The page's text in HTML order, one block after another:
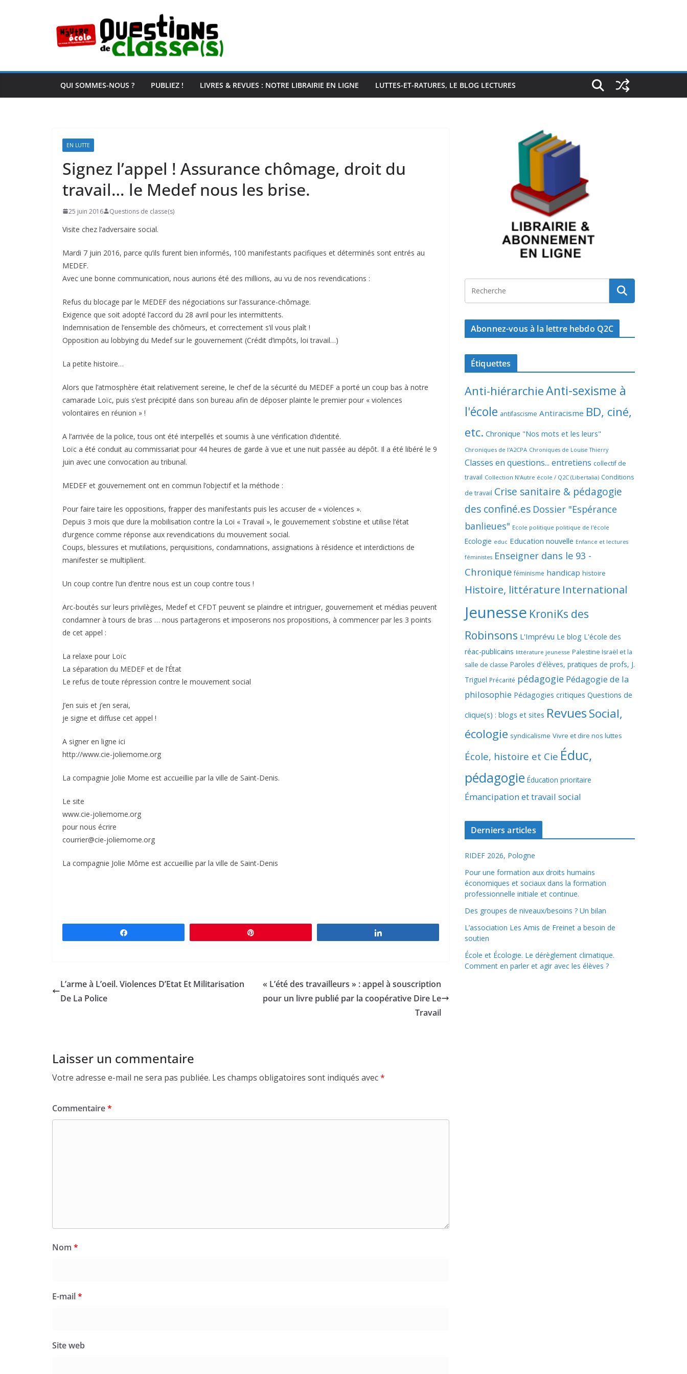
QUI SOMMES-NOUS ? PUBLIEZ ! LIVRES & REVUES : NOTRE LIBRAIRIE EN LIGNE LUTTES-ET-RATURES, LE BLOG LECTURES
EN LUTTE
Signez l’appel ! Assurance chômage, droit du
travail… le Medef nous les brise.
25 juin 2016 Questions de classe(s)
Visite chez l’adversaire social.
Mardi 7 juin 2016, parce qu’ils furent bien informés, 100 manifestants pacifiques et déterminés sont entrés au
MEDEF.
Avec une bonne communication, nous aurions été des millions, au vu de nos revendications :
Refus du blocage par le MEDEF des négociations sur l’assurance-chômage.
Exigence que soit adopté l’accord du 28 avril pour les intermittents.
Indemnisation de l’ensemble des chômeurs, et correctement s’il vous plaît !
Opposition au lobbying du Medef sur le gouvernement (Crédit d’impôts, loi travail…)
La petite histoire…
Alors que l’atmosphère était relativement sereine, le chef de la sécurité du MEDEF a porté un coup bas à notre
camarade Loïc, puis s’est précipité dans son bureau afin de déposer plainte le premier pour « violences
volontaires en réunion » !
A l’arrivée de la police, tous ont été interpellés et soumis à une vérification d’identité.
Loïc a été conduit au commissariat pour 44 heures de garde à vue et une nuit passée au dépôt. Il a été libéré le 9
juin avec une convocation au tribunal.
MEDEF et gouvernement ont en commun l’objectif et la méthode :
Pour faire taire les oppositions, frapper des manifestants puis les accuser de « violences ».
Depuis 3 mois que dure la mobilisation contre la Loi « Travail », le gouvernement s’obstine et utilise l’état
d’urgence comme réponse aux revendications du mouvement social.
Coups, blessures et mutilations, perquisitions, condamnations, assignations à résidence et interdictions de
manifester se multiplient.
Un coup contre l’un d’entre nous est un coup contre tous !
Arc-boutés sur leurs privilèges, Medef et CFDT peuvent se plaindre et intriguer, gouvernement et médias peuvent
condamner à tours de bras … nous partagerons et imposerons nos propositions, à commencer par les 3 points
de cet appel :
La relaxe pour Loïc
La séparation du MEDEF et de l’État
Le refus de toute répression contre le mouvement social
J’en suis et j’en serai,
je signe et diffuse cet appel !
A signer en ligne ici
http://www.cie-joliemome.org
La compagnie Jolie Mome est accueillie par la ville de Saint-Denis.
Le site
www.cie-joliemome.org
pour nous écrire
courrier@cie-joliemome.org
La compagnie Jolie Môme est accueillie par la ville de Saint-Denis
L’arme à L’oeil. Violences D’Etat Et Militarisation
De La Police
« L’été des travailleurs » : appel à souscription
pour un livre publié par la coopérative Dire Le
Travail
Laisser un commentaire
Votre adresse e-mail ne sera pas publiée. Les champs obligatoires sont indiqués avec*
Commentaire*
Nom *
E-mail*
Site web
Abonnez-vous à la lettre hebdo Q2C
Étiquettes
Anti-hiérarchieAnti-sexisme à
l'école antifascisme Antiracisme BD, ciné,
etc. Chronique "Nos mots et les leurs"
Chroniques de l'A2CPA Chroniques de Louise Thierry
Classes en questions... entretiens collectif de
travail Collection N'Autre école / Q2C (Libertalia) Conditions
de travail Crise sanitaire & pédagogie
des confiné.es Dossier "Espérance
banlieues" Ecole politique politique de l'école
Ecologie educ Education nouvelle Enfance et lectures
féministes Enseigner dans le 93 -
Chronique féminisme handicap histoire
Histoire, littérature International
Jeunesse KroniKs des
Robinsons L'Imprévu Le blog L'école des
réac-publicains littérature jeunesse Palestine Israël et la
salle de classe Paroles d'élèves, pratiques de profs, J.
Triguel Précarité pédagogie Pédagogie de la
philosophie Pédagogies critiques Questions de
clique(s) : blogs et sites RevuesSocial,
écologie syndicalisme Vivre et dire nos luttes
École, histoire et Cie Éduc,
pédagogie Éducation prioritaire
Émancipation et travail social
Derniers articles
RIDEF 2026, Pologne
Pour une formation aux droits humains
économiques et sociaux dans la formation
professionnelle initiale et continue.
Des groupes de niveaux/besoins ? Un bilan
L’association Les Amis de Freinet a besoin de
soutien
École et Écologie. Le dérèglement climatique.
Comment en parler et agir avec les élèves ?